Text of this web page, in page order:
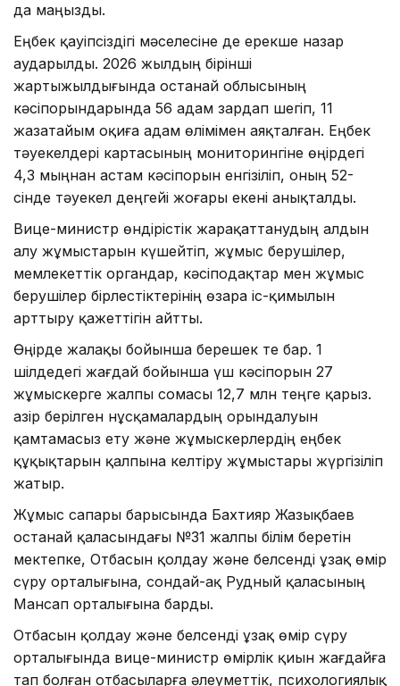
да маңызды.
Еңбек қауіпсіздігі мәселесіне де ерекше назар
аударылды. 2026 жылдың бірінші
жартыжылдығында Қостанай облысының
кәсіпорындарында 56 адам зардап шегіп, 11
жазатайым оқиға адам өлімімен аяқталған. Еңбек
тәуекелдері картасының мониторингіне өңірдегі
4,3 мыңнан астам кәсіпорын енгізіліп, оның 52-
сінде тәуекел деңгейі жоғары екені анықталды.
Вице-министр өндірістік жарақаттанудың алдын
алу жұмыстарын күшейтіп, жұмыс берушілер,
мемлекеттік органдар, кәсіподақтар мен жұмыс
берушілер бірлестіктерінің өзара іс-қимылын
арттыру қажеттігін айтты.
Өңірде жалақы бойынша берешек те бар. 1
шілдедегі жағдай бойынша үш кәсіпорын 27
жұмыскерге жалпы сомасы 12,7 млн теңге қарыз.
Қазір берілген нұсқамалардың орындалуын
қамтамасыз ету және жұмыскерлердің еңбек
құқықтарын қалпына келтіру жұмыстары жүргізіліп
жатыр.
Жұмыс сапары барысында Бахтияр Жазықбаев
Қостанай қаласындағы №31 жалпы білім беретін
мектепке, Отбасын қолдау және белсенді ұзақ өмір
сүру орталығына, сондай-ақ Рудный қаласының
Мансап орталығына барды.
Отбасын қолдау және белсенді ұзақ өмір сүру
орталығында вице-министр өмірлік қиын жағдайға
тап болған отбасыларға әлеуметтік, психологиялық